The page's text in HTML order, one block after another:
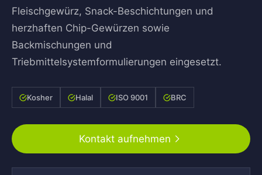
Fleischgewürz, Snack-Beschichtungen und
herzhaften Chip-Gewürzen sowie
Backmischungen und
Triebmittelsystemformulierungen eingesetzt.
Kosher Halal ISO 9001 BRC
Kontakt aufnehmen